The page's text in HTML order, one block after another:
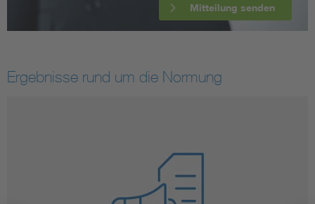
Mitteilung senden
Ergebnisse rund um die Normung